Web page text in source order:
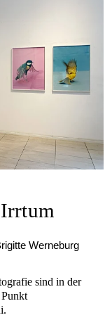
Werneburg
sind in der